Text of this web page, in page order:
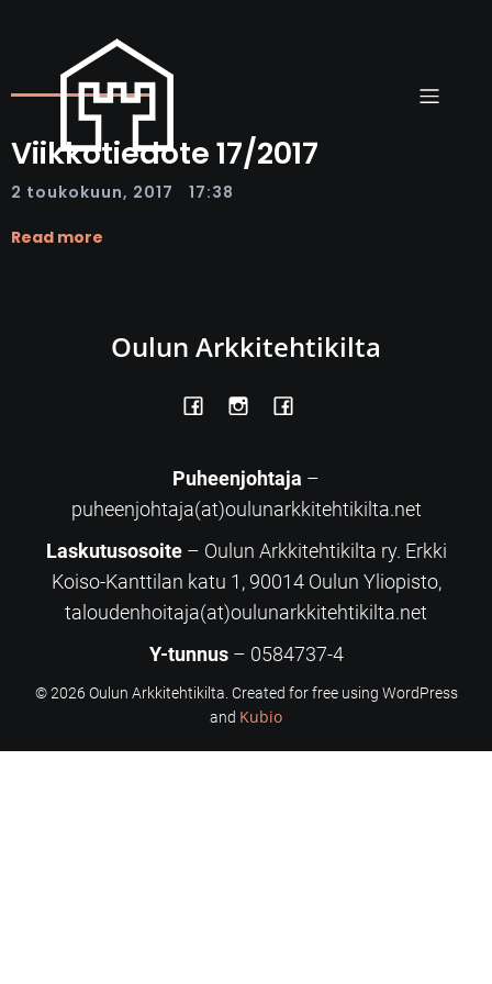
Viikkotiedote 17/2017
2 toukokuun, 2017 17:38
Read more
Oulun Arkkitehtikilta
Puheenjohtaja –
puheenjohtaja(at)oulunarkkitehtikilta.net
Laskutusosoite– Oulun Arkkitehtikilta ry. Erkki
Koiso-Kanttilan katu 1, 90014 Oulun Yliopisto,
taloudenhoitaja(at)oulunarkkitehtikilta.net
Y-tunnus – 0584737-4
© 2026 Oulun Arkkitehtikilta. Created for free using WordPress
and Kubio